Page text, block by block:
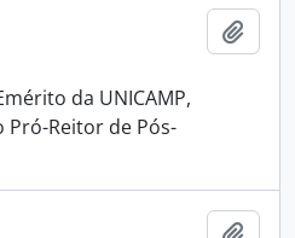
da UNICAMP,
Reitor de Pós-